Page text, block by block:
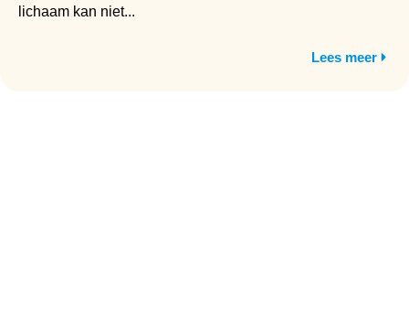
lichaam kan niet...
Lees meer